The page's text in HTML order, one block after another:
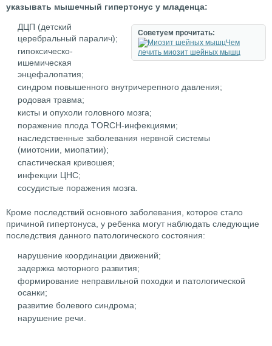
указывать мышечный гипертонус у младенца:
Советуем прочитать:
Чем
лечить миозит шейных мышц
ДЦП (детский
церебральный паралич);
гипоксическо-
ишемическая
энцефалопатия;
синдром повышенного внутричерепного давления;
родовая травма;
кисты и опухоли головного мозга;
поражение плода TORCH-инфекциями;
наследственные заболевания нервной системы
(миотонии, миопатии);
спастическая кривошея;
инфекции ЦНС;
сосудистые поражения мозга.
Кроме последствий основного заболевания, которое стало
причиной гипертонуса, у ребенка могут наблюдать следующие
последствия данного патологического состояния:
нарушение координации движений;
задержка моторного развития;
формирование неправильной походки и патологической
осанки;
развитие болевого синдрома;
нарушение речи.